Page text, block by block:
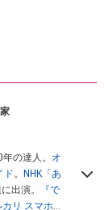
の達人。 オ
ド。
NHK「あ
出演。
『で
リ スマホで